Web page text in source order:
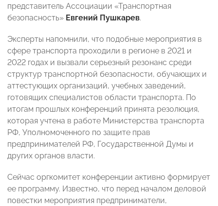
представитель Ассоциации «Транспортная
безопасность» Евгений Пушкарев.
Эксперты напомнили, что подобные мероприятия в
сфере транспорта проходили в регионе в 2021 и
2022 годах и вызвали серьезный резонанс среди
структур транспортной безопасности, обучающих и
аттестующих организаций, учебных заведений,
готовящих специалистов области транспорта. По
итогам прошлых конференций принята резолюция,
которая учтена в работе Министерства транспорта
РФ, Уполномоченного по защите прав
предпринимателей РФ, Государственной Думы и
других органов власти.
Сейчас оргкомитет конференции активно формирует
ее программу. Известно, что перед началом деловой
повестки мероприятия предприниматели,